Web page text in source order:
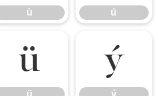
ù ú
ü
ü
ý
ý